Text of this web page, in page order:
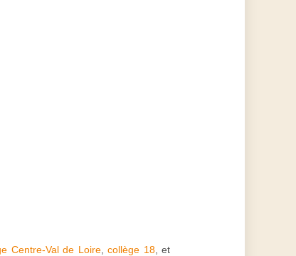
Centre-Val de Loire,collège 18, et